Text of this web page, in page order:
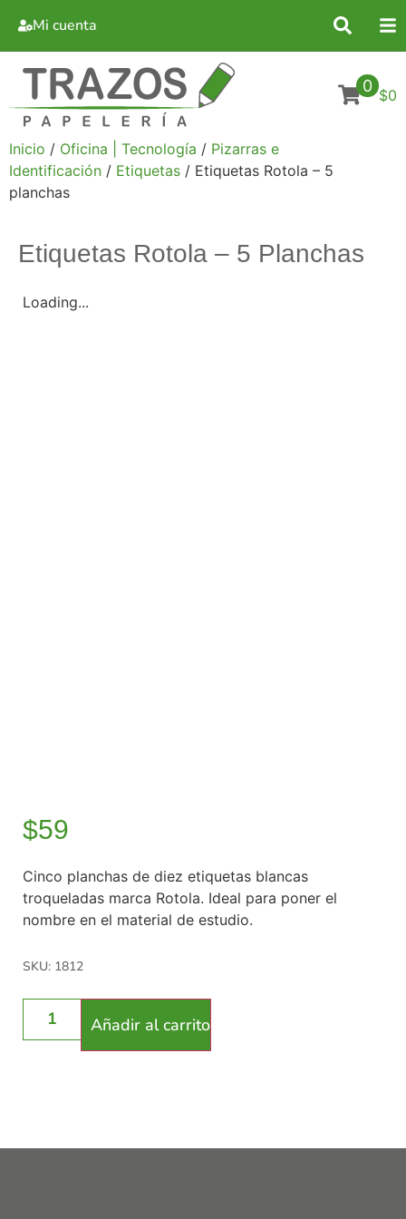
Mi cuenta
0 $0
Inicio / Oficina | Tecnología / Pizarras e
Identificación / Etiquetas / Etiquetas Rotola – 5
planchas
Etiquetas Rotola – 5 Planchas
Loading...
$59
Cinco planchas de diez etiquetas blancas
troqueladas marca Rotola. Ideal para poner el
nombre en el material de estudio.
SKU: 1812
Añadir al carrito